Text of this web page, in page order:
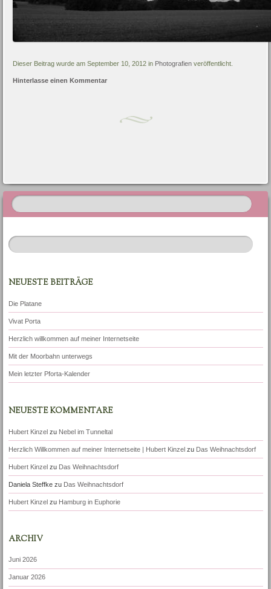
Dieser Beitrag wurde am September 10, 2012 in Photografien veröffentlicht.
Hinterlasse einen Kommentar
NEUESTE BEITRÄGE
Die Platane
Vivat Porta
Herzlich willkommen auf meiner Internetseite
Mit der Moorbahn unterwegs
Mein letzter Pforta-Kalender
NEUESTE KOMMENTARE
Hubert Kinzelzu Nebel im Tunneltal
Herzlich Willkommen auf meiner Internetseite | Hubert Kinzelzu Das Weihnachtsdorf
Hubert Kinzelzu Das Weihnachtsdorf
Daniela Steffkezu Das Weihnachtsdorf
Hubert Kinzelzu Hamburg in Euphorie
ARCHIV
Juni 2026
Januar 2026